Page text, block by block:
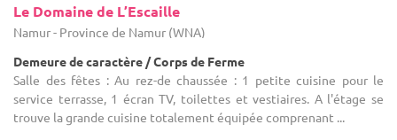
Le Domaine de L’Escaille
Namur - Province de Namur (WNA)
Demeure de caractère / Corps de Ferme
Salle des fêtes : Au rez-de chaussée : 1 petite cuisine pour le
service terrasse, 1 écran TV, toilettes et vestiaires. A l'étage se
trouve la grande cuisine totalement équipée comprenant ...